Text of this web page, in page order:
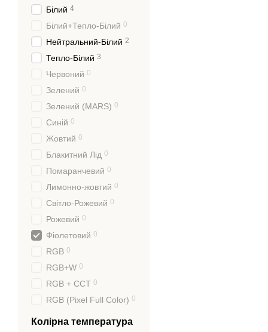
Білий 4
Білий+Тепло-Білий 0
Нейтральний-Білий 2
Тепло-Білий 3
Червоний 0
Зелений 0
Зелений (MARS) 0
Синій 0
Жовтий 0
Блакитний Лід 0
Помаранчевий 0
Лимонно-жовтий 0
Світло-Рожевий 0
Рожевий 0
Фіолетовий 0
RGB 0
RGB+W 0
RGB + CCT 0
RGB (Pixel Full Color) 0
Колірна температура